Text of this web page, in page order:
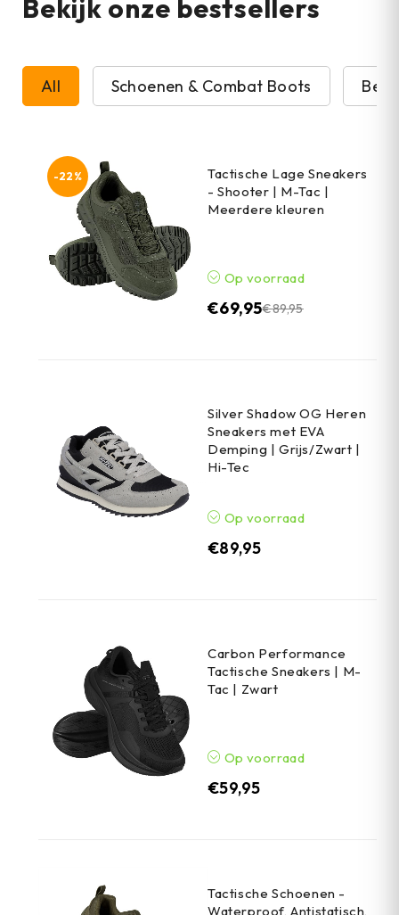
Bekijk onze bestsellers
All Schoenen & Combat Boots
-22%
Tactische Lage Sneakers
- Shooter | M-Tac |
Meerdere kleuren
Op voorraad
€89,95
€69,95
Silver Shadow OG Heren
Sneakers met EVA
Demping | Grijs/Zwart |
Hi-Tec
Op voorraad
€89,95
Carbon Performance
Tactische Sneakers | M-
Tac | Zwart
Op voorraad
€59,95
Tactische Schoenen -
Waterproof, Antistatisch,